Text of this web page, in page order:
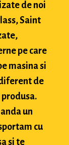
de noi
Saint
pe care
masina si
de
un
cu
si te